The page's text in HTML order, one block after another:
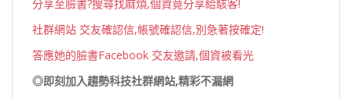
分享至臉書?搜尋找麻煩,個資竟分享給駭客!
社群網站 交友確認信,帳號確認信,別急著按確定!
答應她的臉書Facebook 交友邀請,個資被看光
◎即刻加入趨勢科技社群網站,精彩不漏網